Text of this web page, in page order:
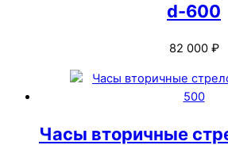
d-600
82 000 ₽
Часы вторичные